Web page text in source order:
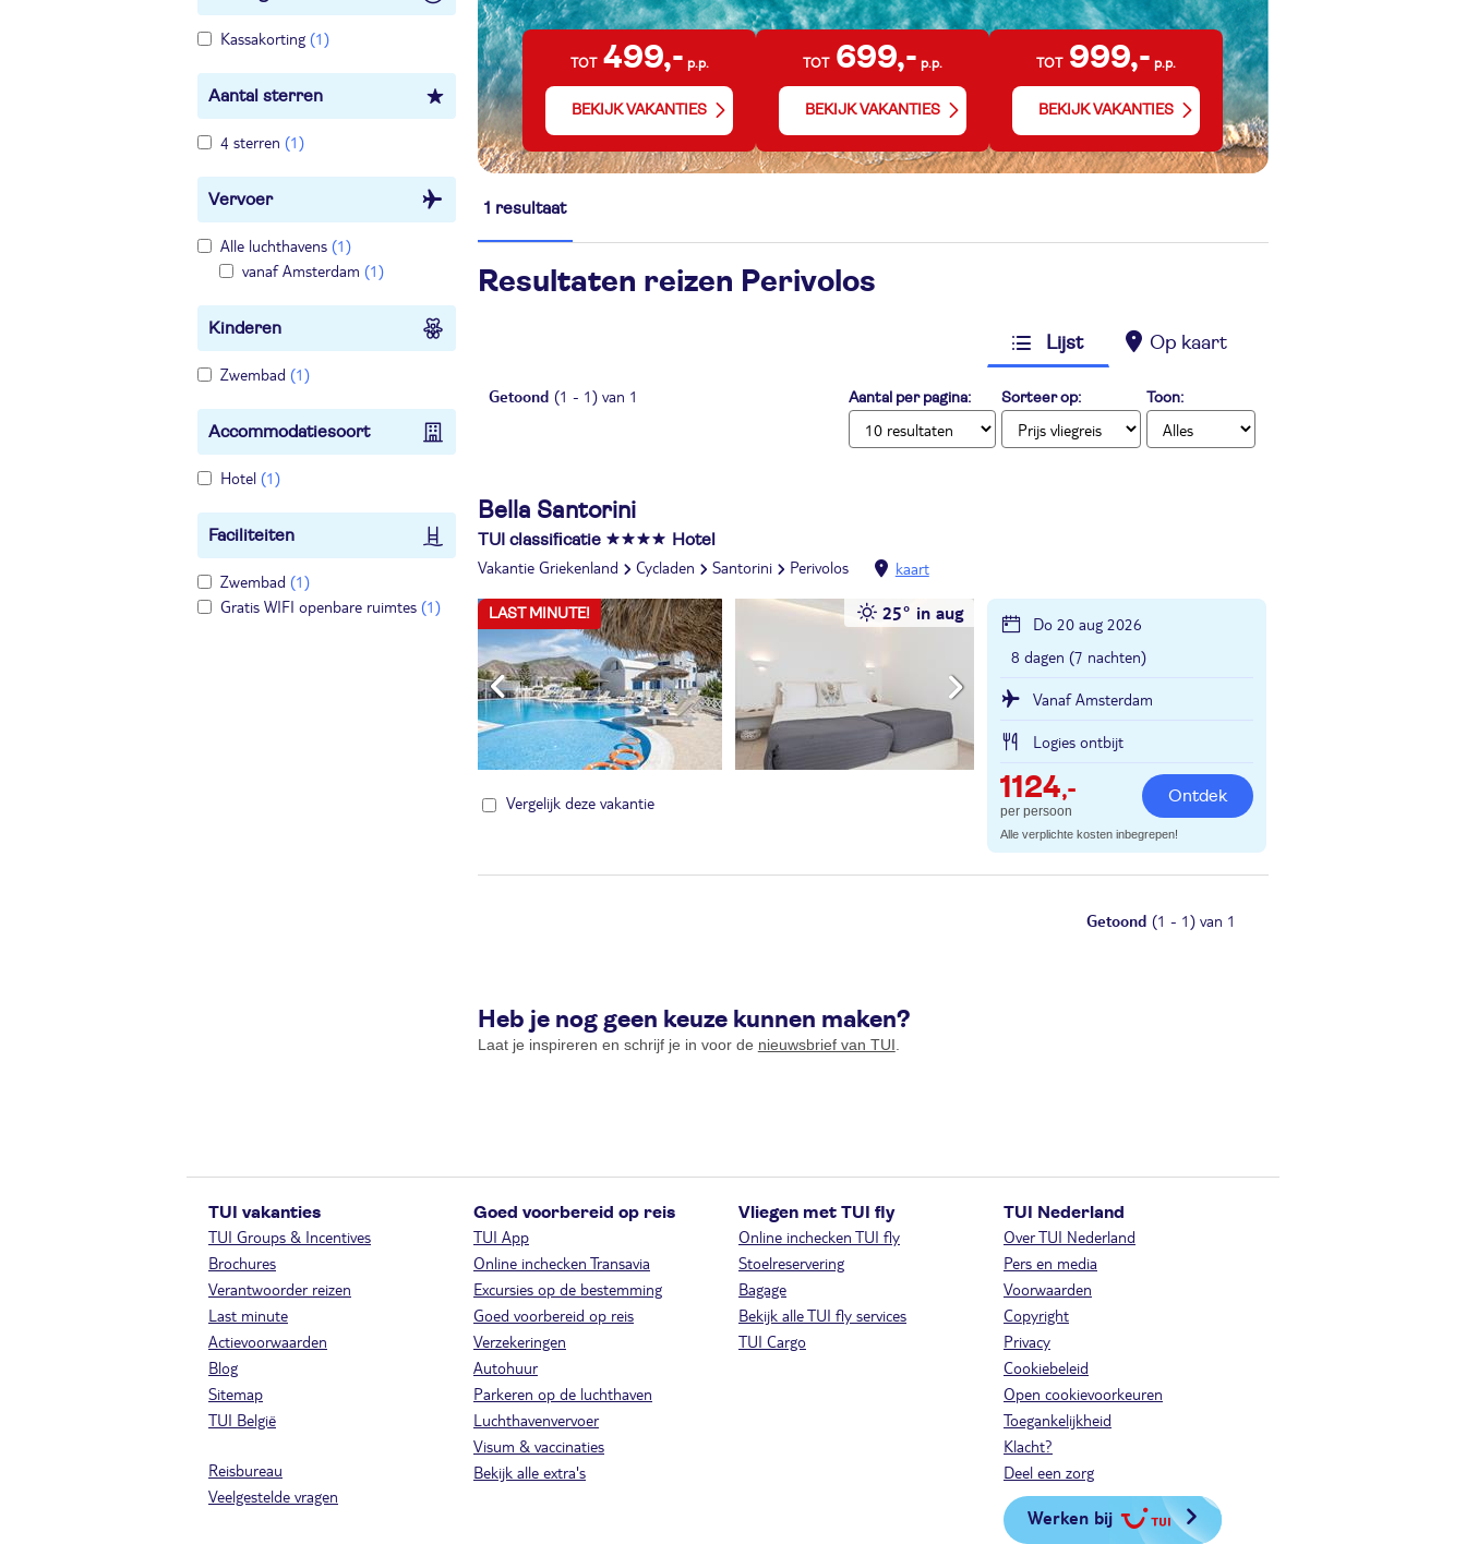
Kassakorting (1)
Aantal sterren
4 sterren (1)
Vervoer
Alle luchthavens (1)
vanaf Amsterdam (1)
Kinderen
Zwembad (1)
Accommodatiesoort
Hotel (1)
Faciliteiten
Zwembad (1)
Gratis WIFI openbare ruimtes (1)
TOT 499,- p.p.
BEKIJK VAKANTIES
TOT 699,- p.p.
BEKIJK VAKANTIES
TOT 999,- p.p.
BEKIJK VAKANTIES
1 resultaat
Resultaten reizen Perivolos
Lijst Op kaart
Getoond (1 - 1) van 1 Aantal per pagina: Sorteer op: Toon:
Bella Santorini
TUI classificatie Hotel
Vakantie Griekenland Cycladen Santorini Perivolos kaart
25° in aug
LAST MINUTE!
Vergelijk deze vakantie
Do 20 aug 2026
8 dagen (7 nachten)
Vanaf Amsterdam
Logies ontbijt
1124,-
per persoon
Ontdek
Alle verplichte kosten inbegrepen!
Getoond (1 - 1) van 1
Heb je nog geen keuze kunnen maken?
Laat je inspireren en schrijf je in voor de nieuwsbrief van TUI
TUI vakanties
TUI Groups & Incentives
Brochures
Verantwoorder reizen
Last minute
Actievoorwaarden
Blog
Sitemap
TUI België
Reisbureau
Veelgestelde vragen
Goed voorbereid op reis
TUI App
Online inchecken Transavia
Excursies op de bestemming
Goed voorbereid op reis
Verzekeringen
Autohuur
Parkeren op de luchthaven
Luchthavenvervoer
Visum & vaccinaties
Bekijk alle extra's
Vliegen met TUI fly
Online inchecken TUI fly
Stoelreservering
Bagage
Bekijk alle TUI fly services
TUI Cargo
TUI Nederland
Over TUI Nederland
Pers en media
Voorwaarden
Copyright
Privacy
Cookiebeleid
Open cookievoorkeuren
Toegankelijkheid
Klacht?
Deel een zorg
Werken bij